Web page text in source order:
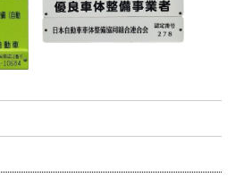
記録、利用料金の決済計算等本
保護及び改善のため
ック測定及び行動測定のため
び効果測定のため
当社の規約、ポリシー等（以下
）に違反する行為に対する対応